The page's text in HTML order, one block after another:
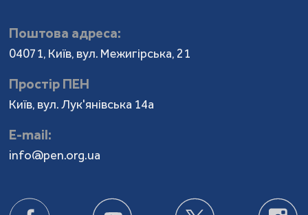
Поштова адреса:
04071, Київ, вул. Межигірська, 21
Простір ПЕН
Київ, вул. Лук'янівська 14а
Е-mail:
info@pen.org.ua